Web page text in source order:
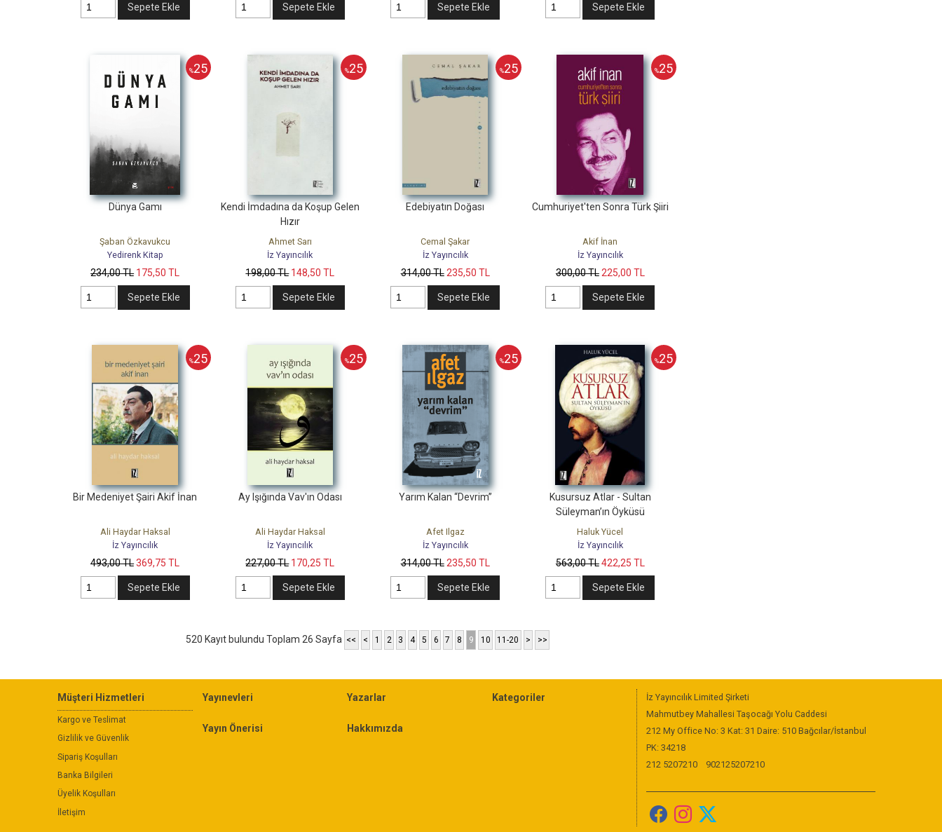
Sepete Ekle Sepete Ekle Sepete Ekle Sepete Ekle
%25
Dünya Gamı
Şaban Özkavukcu
Yedirenk Kitap
234,00TL 175,50 TL
Sepete Ekle
%25
Kendi İmdadına da Koşup Gelen
Hızır
Ahmet Sarı
İz Yayıncılık
198,00TL 148,50 TL
Sepete Ekle
%25
Edebiyatın Doğası
Cemal Şakar
İz Yayıncılık
314,00TL 235,50 TL
Sepete Ekle
%25
Cumhuriyet'ten Sonra Türk Şiiri
Akif İnan
İz Yayıncılık
300,00TL225,00 TL
Sepete Ekle
%25
Bir Medeniyet Şairi Akif İnan
Ali Haydar Haksal
İz Yayıncılık
493,00TL369,75 TL
Sepete Ekle
%25
Ay Işığında Vav'ın Odası
Ali Haydar Haksal
İz Yayıncılık
227,00TL 170,25 TL
Sepete Ekle
%25
Yarım Kalan “Devrim”
Afet Ilgaz
İz Yayıncılık
314,00TL 235,50 TL
Sepete Ekle
%25
Kusursuz Atlar - Sultan
Süleyman’ın Öyküsü
Haluk Yücel
İz Yayıncılık
563,00TL422,25 TL
Sepete Ekle
520 Kayıt bulundu Toplam 26 Sayfa << < 1 2 3 4 5 6 7 8 9 10 11-20 > >>
Müşteri Hizmetleri
Kargo ve Teslimat
Gizlilik ve Güvenlik
Sipariş Koşulları
Banka Bilgileri
Üyelik Koşulları
İletişim
Yayınevleri Yazarlar Kategoriler
Yayın Önerisi Hakkımızda
İz Yayıncılık Limited Şirketi
Mahmutbey Mahallesi Taşocağı Yolu Caddesi
212 My Office No: 3 Kat: 31 Daire: 510 Bağcılar/İstanbul
PK: 34218
212 5207210
902125207210